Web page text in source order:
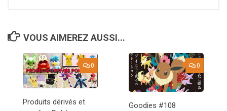
VOUS AIMEREZ AUSSI...
0
Produits dérivés et
0
Goodies #108